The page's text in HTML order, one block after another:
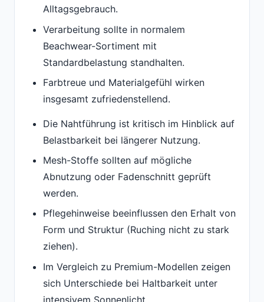
Alltagsgebrauch.
Verarbeitung sollte in normalem
Beachwear-Sortiment mit
Standardbelastung standhalten.
Farbtreue und Materialgefühl wirken
insgesamt zufriedenstellend.
Die Nahtführung ist kritisch im Hinblick auf
Belastbarkeit bei längerer Nutzung.
Mesh-Stoffe sollten auf mögliche
Abnutzung oder Fadenschnitt geprüft
werden.
Pflegehinweise beeinflussen den Erhalt von
Form und Struktur (Ruching nicht zu stark
ziehen).
Im Vergleich zu Premium-Modellen zeigen
sich Unterschiede bei Haltbarkeit unter
intensivem Sonnenlicht.